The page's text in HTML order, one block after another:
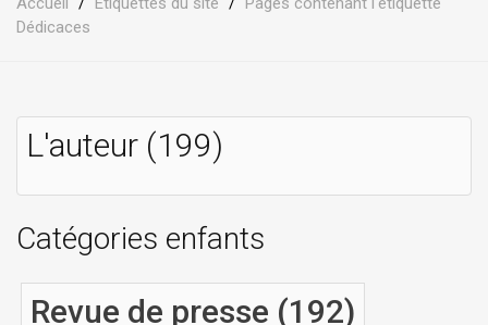
Dédicaces
L'auteur (199)
Catégories enfants
Revue de presse (192)